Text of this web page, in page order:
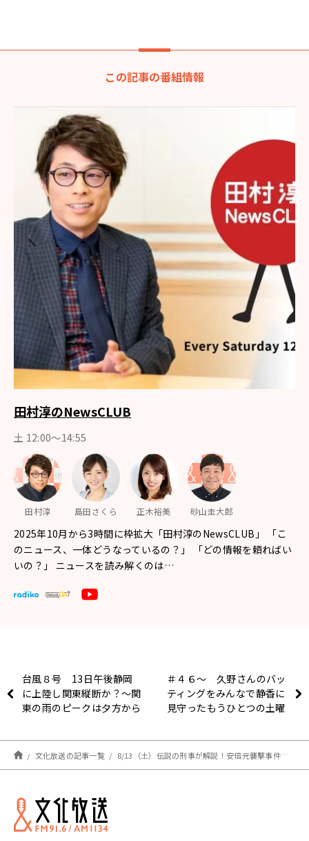
この記事の番組情報
田村淳のNewsCLUB
土 12:00～14:55
田村淳 島田さくら 正木裕美 砂山圭大郎
2025年10月から3時間に枠拡大「田村淳のNewsCLUB」 「こ
のニュース、一体どうなっているの？」 「どの情報を頼ればい
いの？」 ニュースを読み解くのは…
台風８号 13日午後静岡
に上陸し関東縦断か？～関
東の雨のピークは夕方から
＃４６～ 久野さんのバッ
ティングをみんなで静香に
見守ったもうひとつの土曜
文化放送の記事一覧 8/13（土）伝説の刑事が解説！安倍元襲撃事件の警備検証